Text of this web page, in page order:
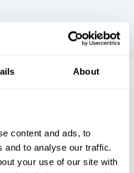
About
content and ads, to
and to analyse our traffic.
your use of our site with